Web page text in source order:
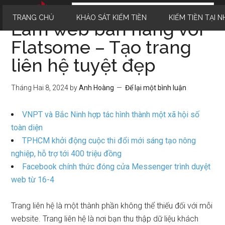
TRANG CHỦ KHẢO SÁT KIẾM TIỀN KIẾM TIỀN TẠI
Làm web bán hàng với
Flatsome – Tạo trang
liên hệ tuyệt đẹp
Tháng Hai 8, 2024 byAnh Hoàng Để lại một bình luận
VNPT và Bắc Ninh hợp tác hình thành một xã hội số
toàn diện
TPHCM khởi động cuộc thi đổi mới sáng tạo nông
nghiệp, hỗ trợ tới 400 triệu đồng
Facebook chính thức đóng cửa Messenger trình duyệt
web từ 16-4
Trang liên hệ là một thành phần không thể thiếu đối với mỗi
website. Trang liên hệ là nơi bạn thu thập dữ liệu khách